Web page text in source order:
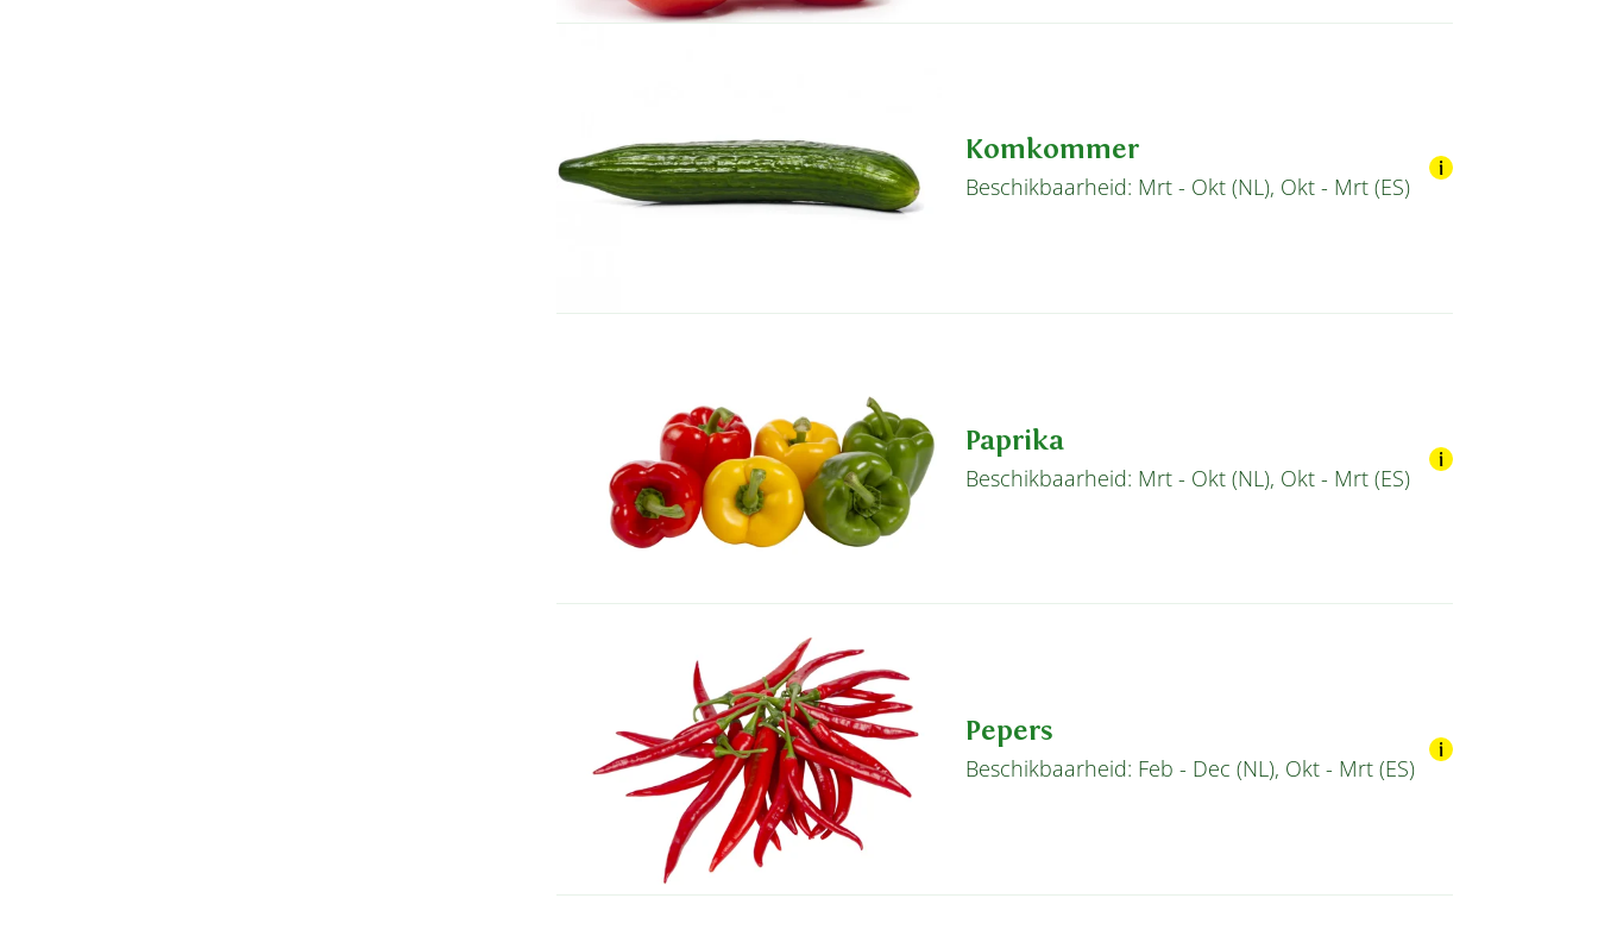
Komkommer
Beschikbaarheid: Mrt - Okt (NL), Okt - Mrt (ES)
Paprika
Beschikbaarheid: Mrt - Okt (NL), Okt - Mrt (ES)
Pepers
Beschikbaarheid: Feb - Dec (NL), Okt - Mrt (ES)